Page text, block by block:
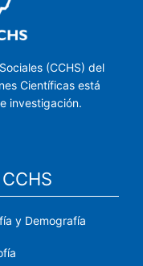
(CCHS) del
Científicas está
investigación.
y Demografía